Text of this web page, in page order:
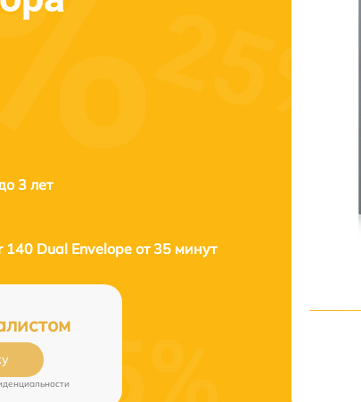
3 лет
140 Dual Envelope от 35 минут